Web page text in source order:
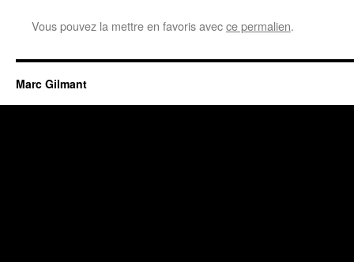
Vous pouvez la mettre en favoris avecce permalien.
Marc Gilmant